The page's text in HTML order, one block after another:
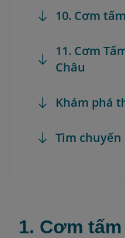
10. Cơm
11. Cơm
Châu
Khám phá
Tìm chuyến
1. Cơm tấm